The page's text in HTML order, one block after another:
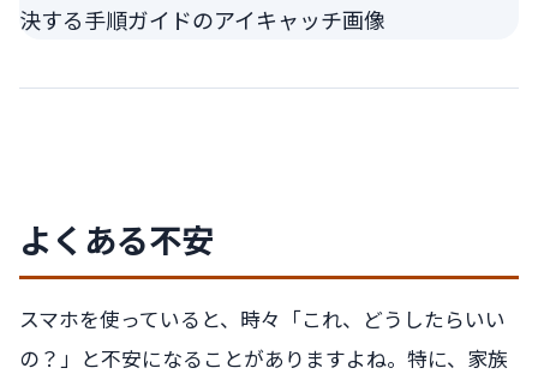
よくある不安
スマホを使っていると、時々「これ、どうしたらいい
の？」と不安になることがありますよね。特に、家族